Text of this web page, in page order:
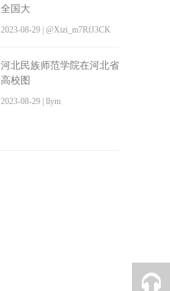
QQ客服
全国大
2023-08-29 | @Xizi_m7RfJ3CK
河北民族师范学院在河北省
高校图
2023-08-29 | llym